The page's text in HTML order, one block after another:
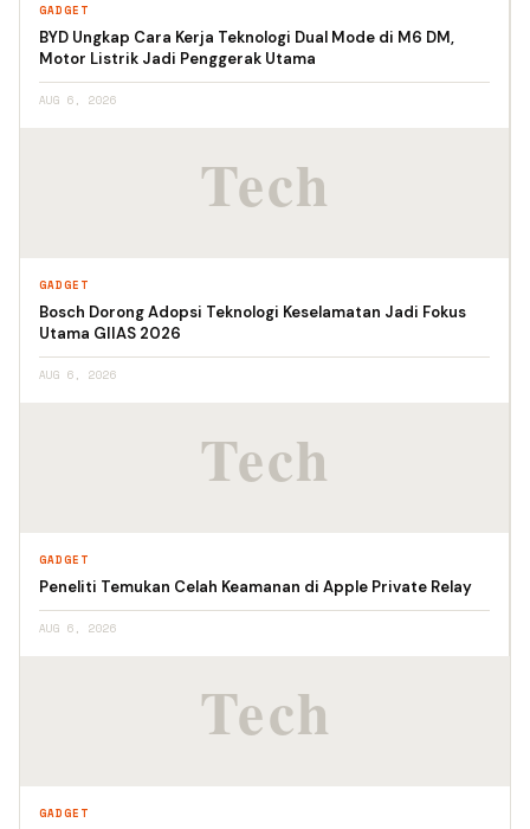
GADGET
BYD Ungkap Cara Kerja Teknologi Dual Mode di M6 DM,
Motor Listrik Jadi Penggerak Utama
AUG 6, 2026
GADGET
Bosch Dorong Adopsi Teknologi Keselamatan Jadi Fokus
Utama GIIAS 2026
AUG 6, 2026
GADGET
Peneliti Temukan Celah Keamanan di Apple Private Relay
AUG 6, 2026
GADGET